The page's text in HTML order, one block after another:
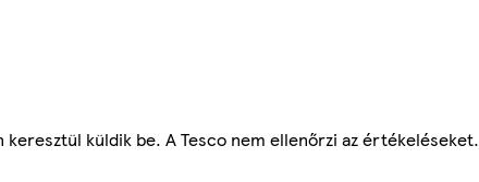
küldik be. A Tesco nem ellenőrzi az értékeléseket.